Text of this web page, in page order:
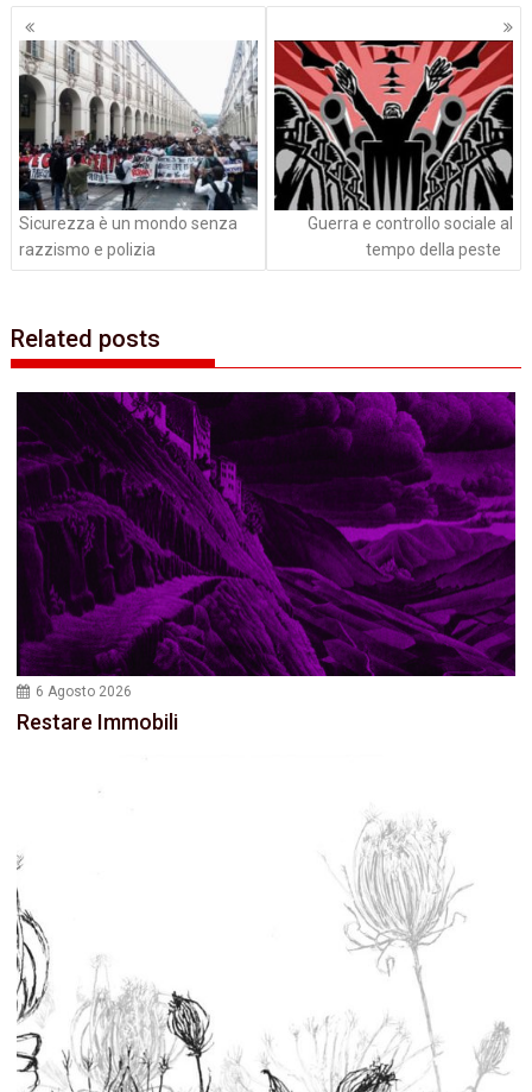
Navigazione
articoli
Sicurezza è un mondo senza
razzismo e polizia
Guerra e controllo sociale al
tempo della peste
Related posts
6 Agosto 2026
Restare Immobili